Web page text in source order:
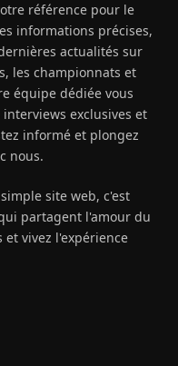
référence pour le
informations précises,
actualités sur
les championnats et
équipe dédiée vous
exclusives et
informé et plongez
nous.
site web, c'est
partagent l'amour du
vivez l'expérience